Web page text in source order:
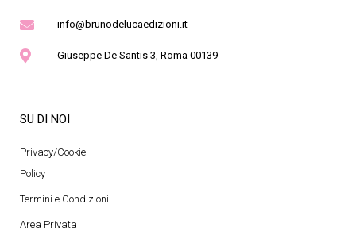
info@brunodelucaedizioni.it
Giuseppe De Santis 3, Roma 00139
SU DI NOI
Privacy/Cookie
Policy
Termini e Condizioni
Area Privata